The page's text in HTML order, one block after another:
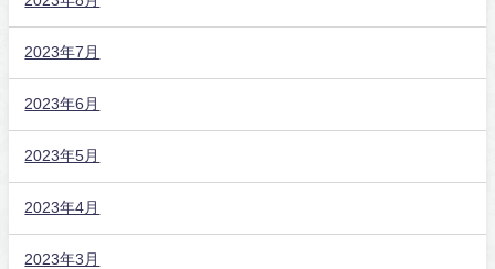
2023年7月
2023年6月
2023年5月
2023年4月
2023年3月